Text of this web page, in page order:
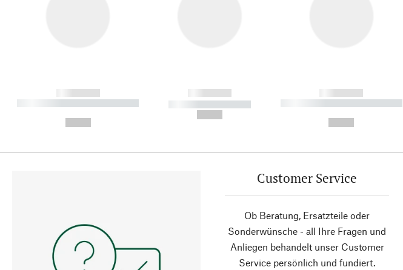
------------
----------- ----------- ----------
------------
----------- -----------
------------
----------- ----------- ----------
Customer Service
Ob Beratung, Ersatzteile oder
Sonderwünsche - all Ihre Fragen und
Anliegen behandelt unser Customer
Service persönlich und fundiert.